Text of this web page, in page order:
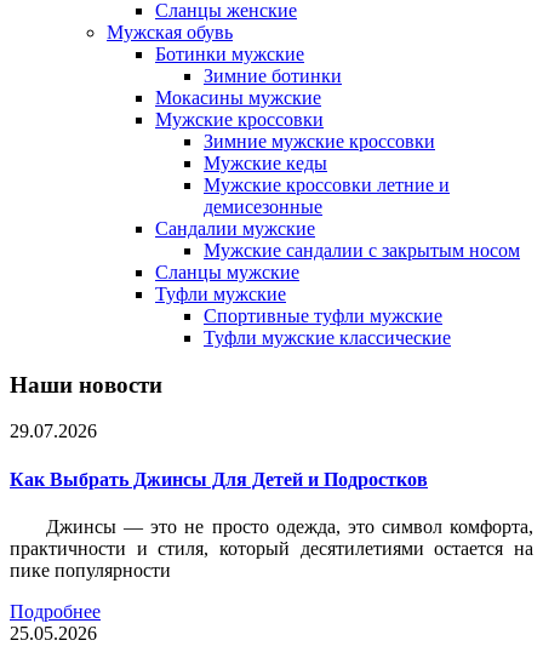
Сланцы женские
Мужская обувь
Ботинки мужские
Зимние ботинки
Мокасины мужские
Мужские кроссовки
Зимние мужские кроссовки
Мужские кеды
Мужские кроссовки летние и
демисезонные
Сандалии мужские
Мужские сандалии с закрытым носом
Сланцы мужские
Туфли мужские
Спортивные туфли мужские
Туфли мужские классические
Наши новости
29.07.2026
Как Выбрать Джинсы Для Детей и Подростков
Джинсы — это не просто одежда, это символ комфорта,
практичности и стиля, который десятилетиями остается на
пике популярности
Подробнее
25.05.2026